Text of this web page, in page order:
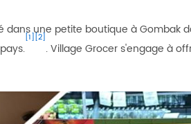
une petite boutique à Gombak
[1] [2]
. Village Grocer s'engage à